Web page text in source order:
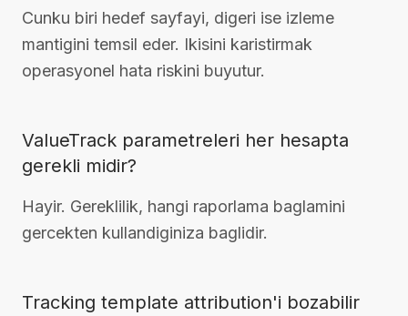
Cunku biri hedef sayfayi, digeri ise izleme
mantigini temsil eder. Ikisini karistirmak
operasyonel hata riskini buyutur.
ValueTrack parametreleri her hesapta
gerekli midir?
Hayir. Gereklilik, hangi raporlama baglamini
gercekten kullandiginiza baglidir.
Tracking template attribution'i bozabilir